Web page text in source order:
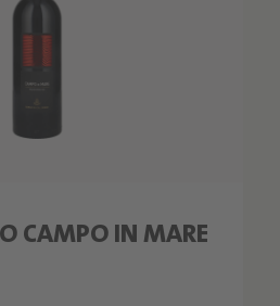
CAMPO IN MARE